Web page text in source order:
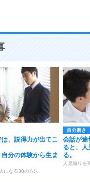
、説得力が出てこ
分の体験から生ま
になる30の方法
自分磨き
会話が途
ると、
る。
人見知りを